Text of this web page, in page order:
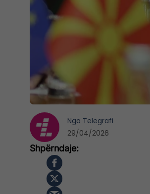
Nga Telegrafi
29/04/2026